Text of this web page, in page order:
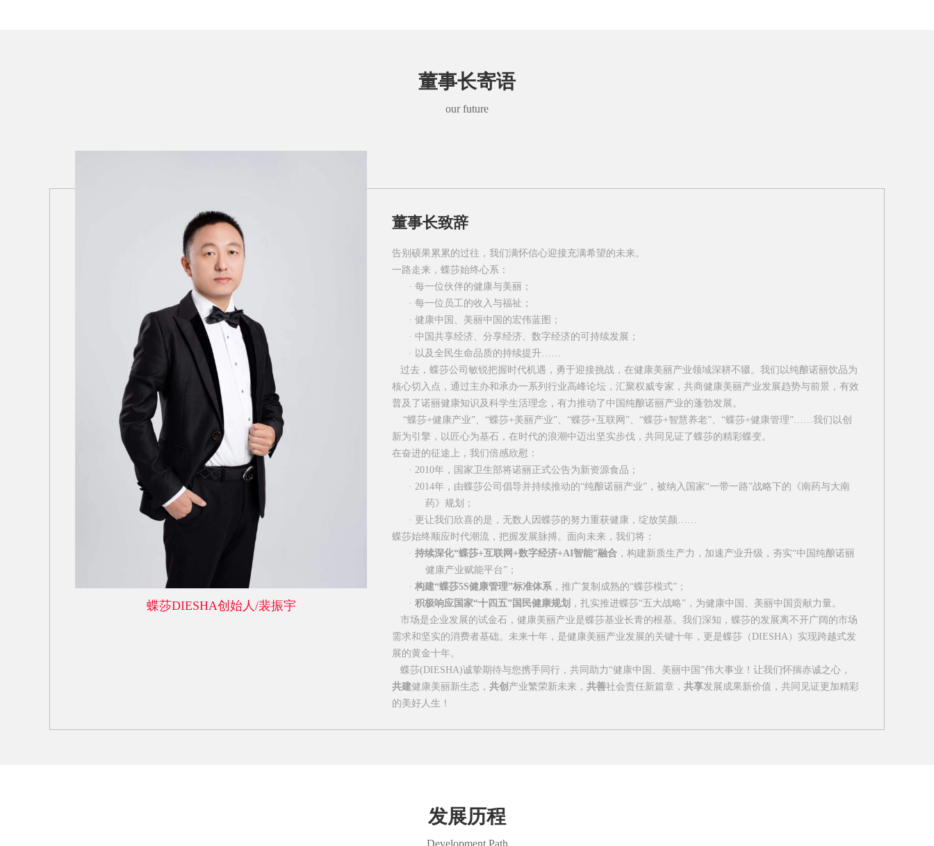
董事长寄语
our future
蝶莎DIESHA创始人/裴振宇
董事长致辞
告别硕果累累的过往，我们满怀信心迎接充满希望的未来。
一路走来，蝶莎始终心系：
· 每一位伙伴的健康与美丽；
· 每一位员工的收入与福祉；
· 健康中国、美丽中国的宏伟蓝图；
· 中国共享经济、分享经济、数字经济的可持续发展；
· 以及全民生命品质的持续提升
过去，蝶莎公司敏锐把握时代机遇，勇于迎接挑战，在健康美丽产业领域深耕不辍。我们以纯酿诺丽饮品为
核心切入点，通过主办和承办一系列行业高峰论坛，汇聚权威专家，共商健康美丽产业发展趋势与前景，有效
普及了诺丽健康知识及科学生活理念，有力推动了中国纯酿诺丽产业的蓬勃发展。
“蝶莎+健康产业” “蝶莎+美丽产业” “蝶莎+ 互联网 ” “蝶莎+智慧养老” “蝶莎+健康管理”…… 我们以创
新为引擎，以匠心为基石，在时代的浪潮中迈出坚实步伐，共同见证了蝶莎的精彩蝶变。
在奋进的征途上，我们倍感欣慰：
· 2010年，国家卫生部将诺丽正式公告为新资源食品；
· 2014年，由蝶莎公司倡导并持续推动的“纯酿诺丽产业” ，被纳入国家“一带一路”战略下的《南药与大南
药》规划；
· 更让我们欣喜的是，无数人因蝶莎的努力重获健康，绽放笑颜
蝶莎始终顺应时代潮流，把握发展脉搏。面向未来，我们将：
· 持续深化“蝶莎+ 互联网 +数字经济+AI智能”融合 ，构建新质生产力，加速产业升级，夯实“中国纯酿诺丽
健康产业赋能平台” ；
· 构建“蝶莎5S健康管理”标准体系 ，推广复制成熟的“蝶莎模式” ；
· 积极响应国家“十四五 ” 国民健康规划 ，扎实推进蝶莎“五大战略” ，为健康中国、美丽中国贡献力量。
市场是企业发展的试金石，健康美丽产业是蝶莎基业长青的根基。我们深知，蝶莎的发展离不开广阔的市场
需求和坚实的消费者基础。未来十年，是健康美丽产业发展的关键十年，更是蝶莎（ DIESHA ）实现跨越式发
展的黄金十年。
蝶莎(DIESHA)诚挚期待与您携手同行，共同助力 “健康中国、美丽中国 ”伟大事业！让我们怀揣赤诚之心，
共建健康美丽新生态， 共创 产业繁荣新未来， 共善社会责任新篇章， 共享发展成果新价值，共同见证更加精彩
的美好人生！
发展历程
Development Path